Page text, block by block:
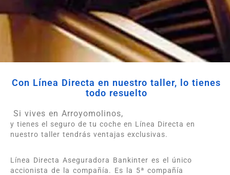
Con Línea Directa en nuestro taller, lo tienes
todo resuelto
Si vives en Arroyomolinos,
y tienes el seguro de tu coche en Línea Directa en
nuestro taller tendrás ventajas exclusivas.
Línea Directa Aseguradora Bankinter es el único
accionista de la compañía. Es la 5ª compañía